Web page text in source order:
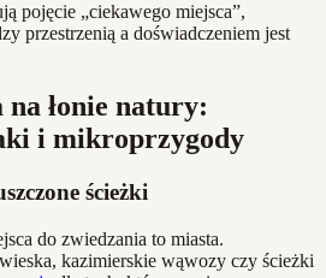
pojęcie „ciekawego miejsca”,
przestrzenią a doświadczeniem jest
na łonie natury:
i mikroprzygody
ścieżki
do zwiedzania to miasta.
kazimierskie wąwozy czy ścieżki